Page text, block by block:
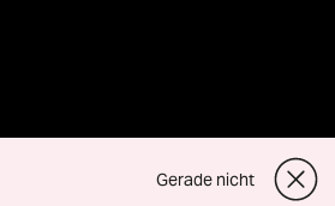
Gerade nicht